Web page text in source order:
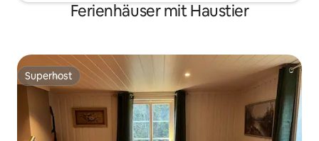
Ferienhäuser mit Haustier
Superhost
Superhost